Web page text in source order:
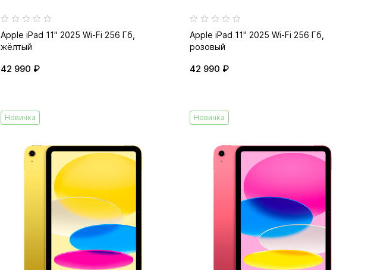
Apple iPad 11" 2025 Wi-Fi 256 Гб,
жёлтый
42 990 ₽
Apple iPad 11" 2025 Wi-Fi 256 Гб,
розовый
42 990 ₽
Новинка Новинка